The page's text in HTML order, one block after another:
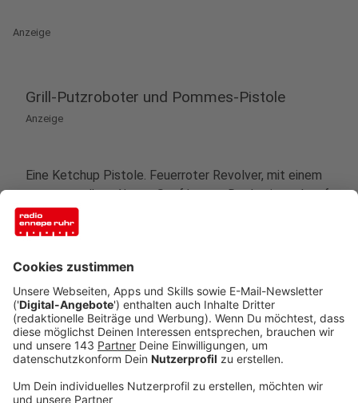
Anzeige
Grill-Putzroboter und Pommes-Pistole
Anzeige
Eine Ketchup Pistole. Feuerroter Revolver, mit einem
pommesgelben Abzug. Senf kannst Du damit auch auf
deine Pommes schießen. Senf oder Ketchup in eine
Kartusche füllen, in den Revolver laden und abdrücken.
Partygag. Die Pistole soll etwa 17 Euro kosten.
Zum Saubermachen. Im Netz gibt es einen
Putzroboter für den Grillrost gefunden. nach dem
Grillen soll der Roboter automatisch mit Bürsten über
den Rost wirbeln, damit wieder alles glänzt. Soll um
die 100 Dollar kosten. Die Kommentare im Netz sind
gemischt. Manche sind happy andere wiederum sagen: